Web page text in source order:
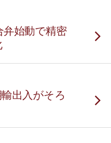
始動で精密
出入がそろ